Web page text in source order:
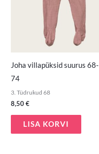
Joha villapüksid suurus 68-
74
3. Tüdrukud 68
8,50€
LISA KORVI